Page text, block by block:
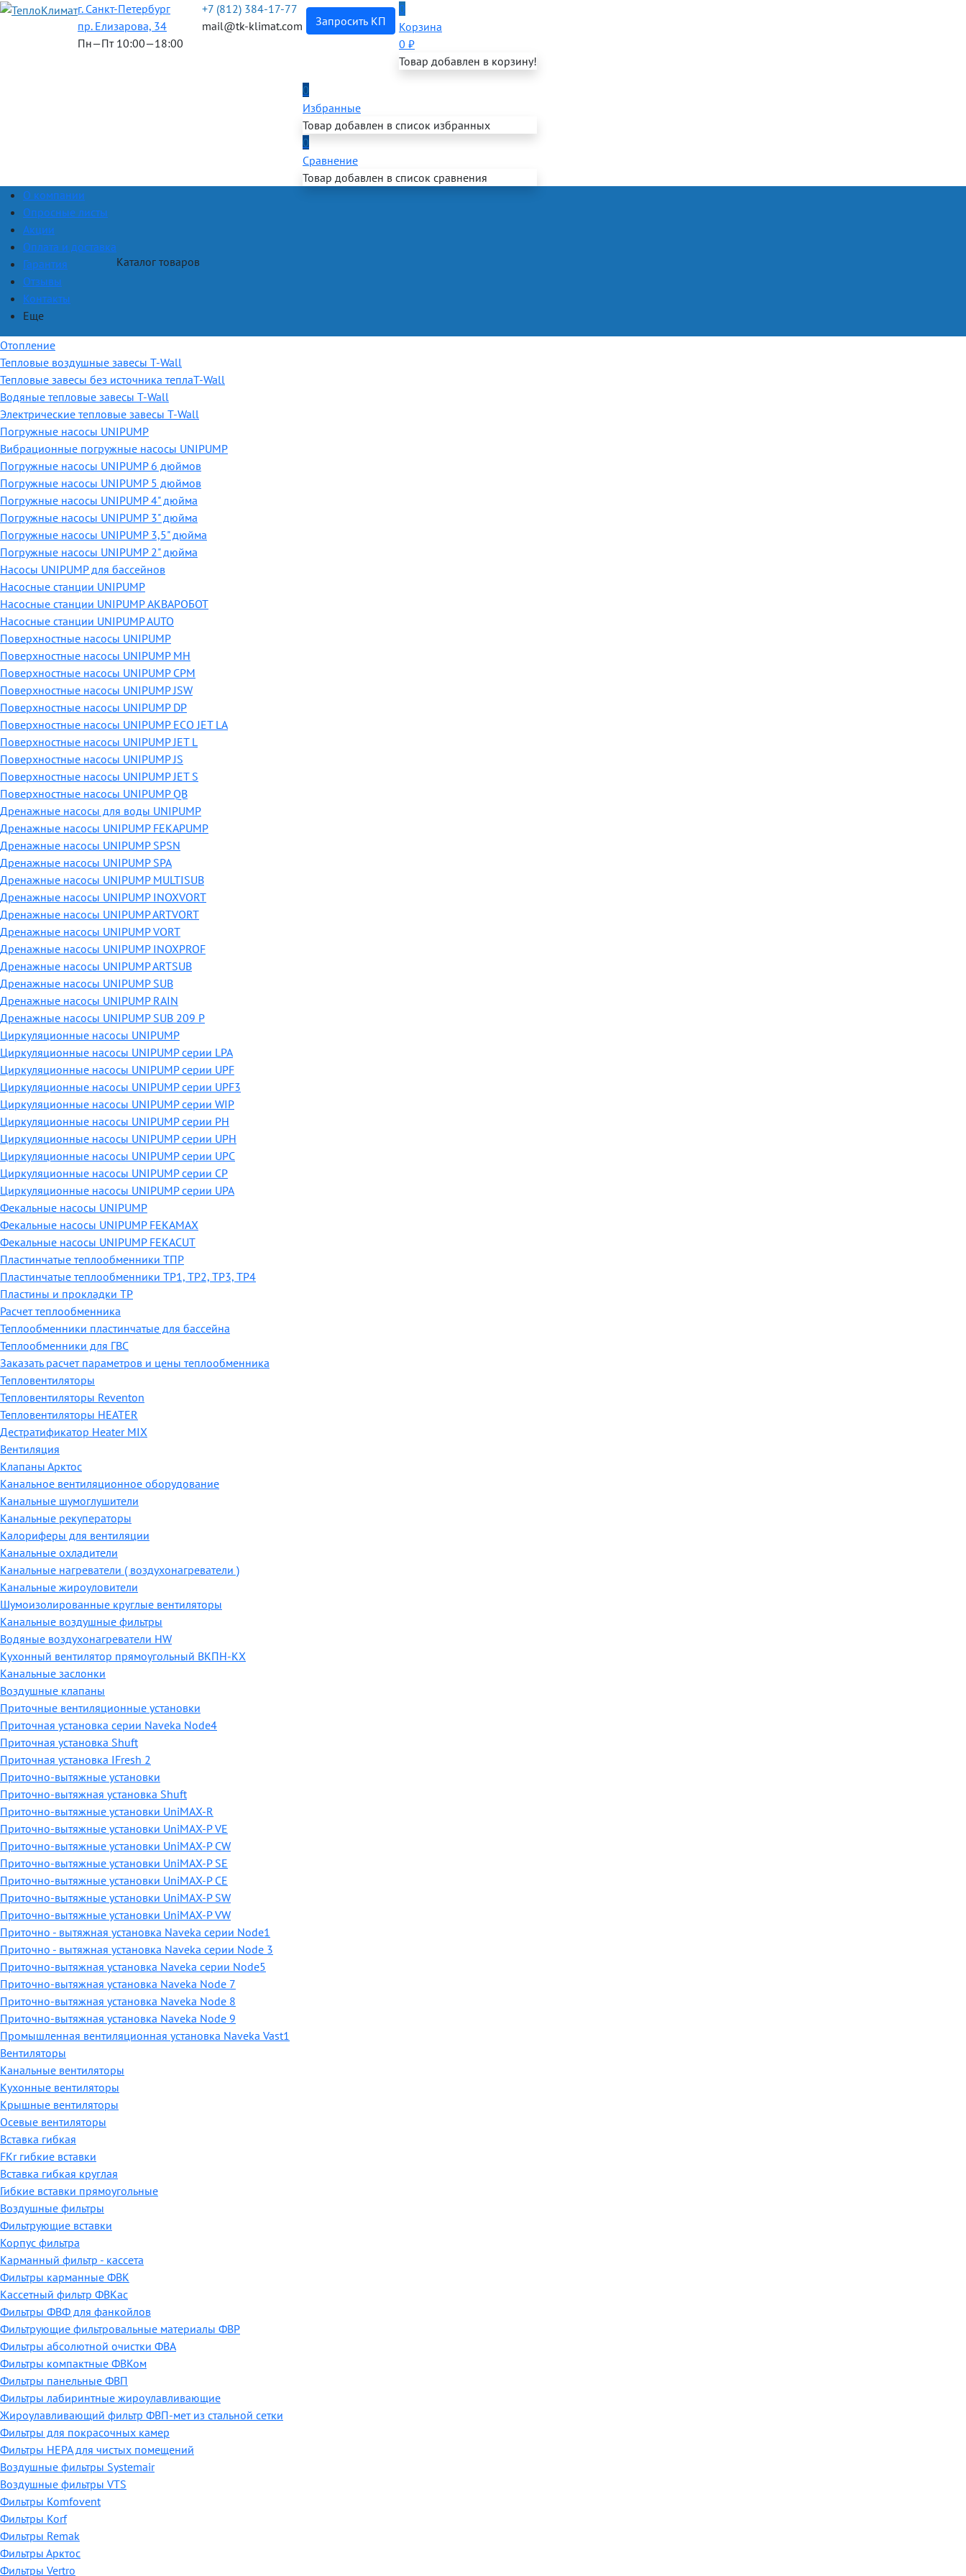
г. Санкт-Петербург
пр. Елизарова, 34
Пн—Пт 10:00—18:00
+7 (812) 384-17-77
mail@tk-klimat.com
Запросить КП
0
Корзина
0 ₽
Товар добавлен в корзину!
0
Избранные
Товар добавлен в список избранных
0
Сравнение
Товар добавлен в список сравнения
О компании
Опросные листы
Акции
Оплата и доставка
Гарантия
Отзывы
Контакты
Еще
Каталог товаров
Отопление
Тепловые воздушные завесы T-Wall
Тепловые завесы без источника теплаT-Wall
Водяные тепловые завесы T-Wall
Электрические тепловые завесы T-Wall
Погружные насосы UNIPUMP
Вибрационные погружные насосы UNIPUMP
Погружные насосы UNIPUMP 6 дюймов
Погружные насосы UNIPUMP 5 дюймов
Погружные насосы UNIPUMP 4" дюйма
Погружные насосы UNIPUMP 3" дюйма
Погружные насосы UNIPUMP 3,5" дюйма
Погружные насосы UNIPUMP 2" дюйма
Насосы UNIPUMP для бассейнов
Насосные станции UNIPUMP
Насосные станции UNIPUMP АКВАРОБОТ
Насосные станции UNIPUMP AUTO
Поверхностные насосы UNIPUMP
Поверхностные насосы UNIPUMP MH
Поверхностные насосы UNIPUMP CPM
Поверхностные насосы UNIPUMP JSW
Поверхностные насосы UNIPUMP DP
Поверхностные насосы UNIPUMP ECO JET LA
Поверхностные насосы UNIPUMP JET L
Поверхностные насосы UNIPUMP JS
Поверхностные насосы UNIPUMP JET S
Поверхностные насосы UNIPUMP QB
Дренажные насосы для воды UNIPUMP
Дренажные насосы UNIPUMP FEKAPUMP
Дренажные насосы UNIPUMP SPSN
Дренажные насосы UNIPUMP SPA
Дренажные насосы UNIPUMP MULTISUB
Дренажные насосы UNIPUMP INOXVORT
Дренажные насосы UNIPUMP ARTVORT
Дренажные насосы UNIPUMP VORT
Дренажные насосы UNIPUMP INOXPROF
Дренажные насосы UNIPUMP ARTSUB
Дренажные насосы UNIPUMP SUB
Дренажные насосы UNIPUMP RAIN
Дренажные насосы UNIPUMP SUB 209 P
Циркуляционные насосы UNIPUMP
Циркуляционные насосы UNIPUMP серии LPA
Циркуляционные насосы UNIPUMP серии UPF
Циркуляционные насосы UNIPUMP серии UPF3
Циркуляционные насосы UNIPUMP серии WIP
Циркуляционные насосы UNIPUMP серии PH
Циркуляционные насосы UNIPUMP серии UPH
Циркуляционные насосы UNIPUMP серии UPC
Циркуляционные насосы UNIPUMP серии CP
Циркуляционные насосы UNIPUMP серии UPA
Фекальные насосы UNIPUMP
Фекальные насосы UNIPUMP FEKAMAX
Фекальные насосы UNIPUMP FEKACUT
Пластинчатые теплообменники ТПР
Пластинчатые теплообменники ТР1, ТР2, ТР3, ТР4
Пластины и прокладки ТР
Расчет теплообменника
Теплообменники пластинчатые для бассейна
Теплообменники для ГВС
Заказать расчет параметров и цены теплообменника
Тепловентиляторы
Тепловентиляторы Reventon
Тепловентиляторы HEATER
Дестратификатор Heater MIX
Вентиляция
Клапаны Арктос
Канальное вентиляционное оборудование
Канальные шумоглушители
Канальные рекуператоры
Калориферы для вентиляции
Канальные охладители
Канальные нагреватели ( воздухонагреватели )
Канальные жироуловители
Шумоизолированные круглые вентиляторы
Канальные воздушные фильтры
Водяные воздухонагреватели HW
Кухонный вентилятор прямоугольный ВКПН-КХ
Канальные заслонки
Воздушные клапаны
Приточные вентиляционные установки
Приточная установка серии Naveka Node4
Приточная установка Shuft
Приточная установка IFresh 2
Приточно-вытяжные установки
Приточно-вытяжная установка Shuft
Приточно-вытяжные установки UniMAX-R
Приточно-вытяжные установки UniMAX-P VE
Приточно-вытяжные установки UniMAX-P CW
Приточно-вытяжные установки UniMAX-P SE
Приточно-вытяжные установки UniMAX-P CE
Приточно-вытяжные установки UniMAX-P SW
Приточно-вытяжные установки UniMAX-P VW
Приточно - вытяжная установка Naveka серии Node1
Приточно - вытяжная установка Naveka серии Node 3
Приточно-вытяжная установка Naveka серии Node5
Приточно-вытяжная установка Naveka Node 7
Приточно-вытяжная установка Naveka Node 8
Приточно-вытяжная установка Naveka Node 9
Промышленная вентиляционная установка Naveka Vast1
Вентиляторы
Канальные вентиляторы
Кухонные вентиляторы
Крышные вентиляторы
Осевые вентиляторы
Вставка гибкая
FKr гибкие вставки
Вставка гибкая круглая
Гибкие вставки прямоугольные
Воздушные фильтры
Фильтрующие вставки
Корпус фильтра
Карманный фильтр - кассета
Фильтры карманные ФВК
Кассетный фильтр ФВКас
Фильтры ФВФ для фанкойлов
Фильтрующие фильтровальные материалы ФВР
Фильтры абсолютной очистки ФВА
Фильтры компактные ФВКом
Фильтры панельные ФВП
Фильтры лабиринтные жироулавливающие
Жироулавливающий фильтр ФВП-мет из стальной сетки
Фильтры для покрасочных камер
Фильтры HEPA для чистых помещений
Воздушные фильтры Systemair
Воздушные фильтры VTS
Фильтры Komfovent
Фильтры Korf
Фильтры Remak
Фильтры Арктос
Фильтры Vertro